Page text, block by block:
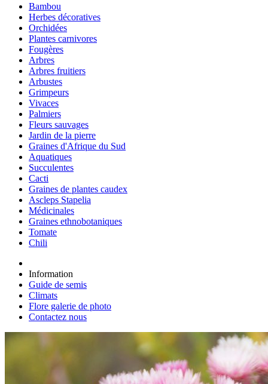
Bambou
Herbes décoratives
Orchidées
Plantes carnivores
Fougères
Arbres
Arbres fruitiers
Arbustes
Grimpeurs
Vivaces
Palmiers
Fleurs sauvages
Jardin de la pierre
Graines d'Afrique du Sud
Aquatiques
Succulentes
Cacti
Graines de plantes caudex
Ascleps Stapelia
Médicinales
Graines ethnobotaniques
Tomate
Chili
Information
Guide de semis
Climats
Flore galerie de photo
Contactez nous